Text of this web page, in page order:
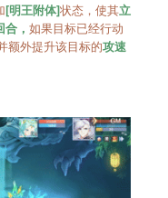
[明王附体]状态，使其立
合， 如果目标已经行动
额外提升该目标的攻速